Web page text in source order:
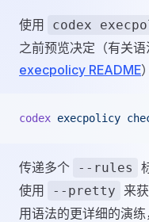
使用 codex
之前预览决定（有关
execpolicy README
codex execpolicy
传递多个 --rules
使用
--pretty
来
用语法的更详细的演